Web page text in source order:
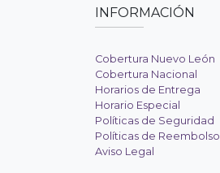
INFORMACIÓN
Cobertura Nuevo León
Cobertura Nacional
Horarios de Entrega
Horario Especial
Políticas de Seguridad
Políticas de Reembolso
Aviso Legal